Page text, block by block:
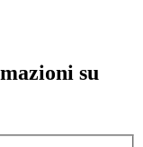
su